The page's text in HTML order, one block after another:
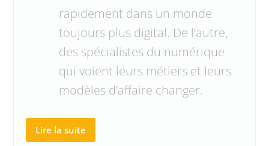
rapidement dans un monde
toujours plus digital. De l’autre,
des spécialistes du numérique
qui voient leurs métiers et leurs
modèles d’affaire changer.
Lire la suite